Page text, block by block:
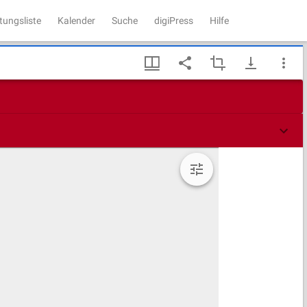
Kalender Suche digiPress Hilfe